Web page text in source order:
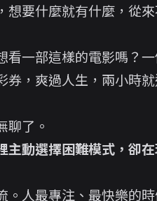
想要什麼就有什麼，從
看一部這樣的電影嗎？
券，爽過人生，兩小時
聊了。
主動選擇困難模式，卻
。人最專注、最快樂的